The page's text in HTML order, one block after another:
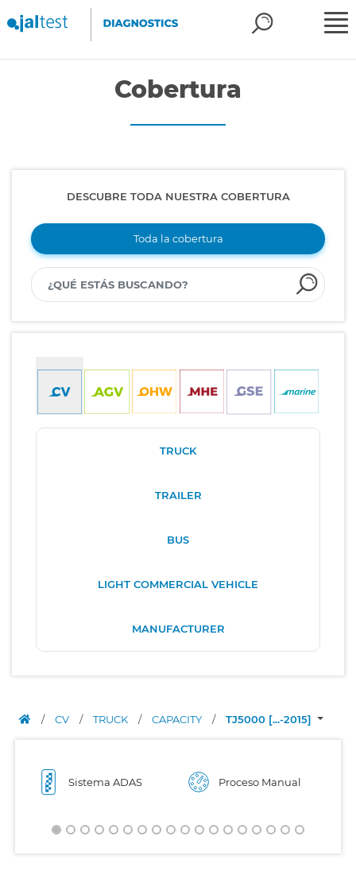
Cobertura
DESCUBRE TODA NUESTRA COBERTURA
Toda la cobertura
TRUCK
TRAILER
BUS
LIGHT COMMERCIAL VEHICLE
MANUFACTURER
/ CV / TRUCK / CAPACITY / TJ5000 [...-2015]
Sistema ADAS Proceso Manual